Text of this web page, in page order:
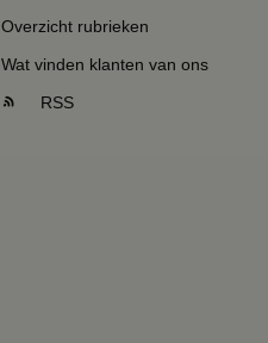
Overzicht rubrieken
Wat vinden klanten van ons
RSS